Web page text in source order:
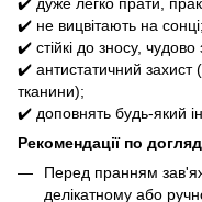
✔️ дуже легко прати,
✔️ не вицвітають на сонці;
✔️ стійкі до зносу,
✔️ антистатичний захист
тканини);
✔️ доповнять будь-який
Рекомендації по
Перед пранням
делікатному або